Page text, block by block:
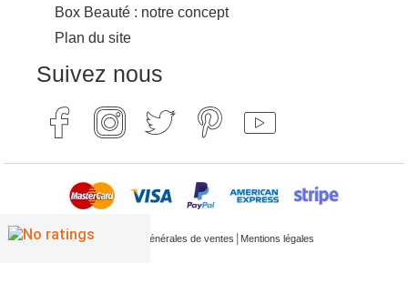
Box Beauté : notre concept
Plan du site
Suivez nous
Conditions générales de ventes Mentions légales